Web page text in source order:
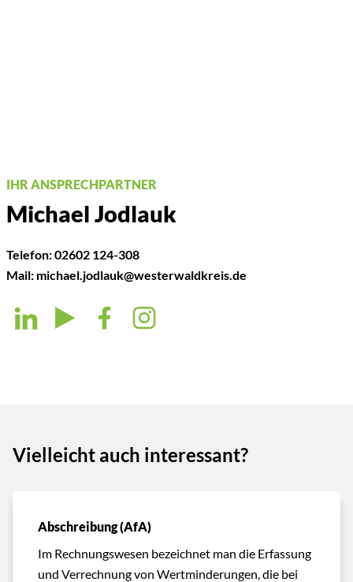
IHR ANSPRECHPARTNER
Michael Jodlauk
Telefon:02602 124-308
Mail: michael.jodlauk@westerwaldkreis.de
Vielleicht auch interessant?
Abschreibung (AfA)
Im Rechnungswesen bezeichnet man die Erfassung
und Verrechnung von Wertminderungen, die bei